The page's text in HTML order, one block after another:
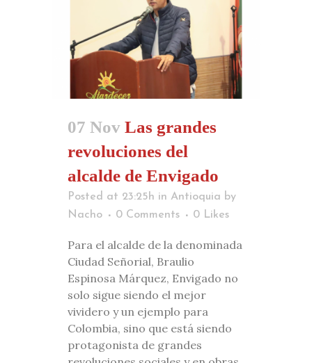
07 Nov Las grandes
revoluciones del
alcalde de Envigado
Posted at 23:25h in Antioquia by
Nacho
0 Comments 0 Likes
Para el alcalde de la denominada
Ciudad Señorial, Braulio
Espinosa Márquez, Envigado no
solo sigue siendo el mejor
vividero y un ejemplo para
Colombia, sino que está siendo
protagonista de grandes